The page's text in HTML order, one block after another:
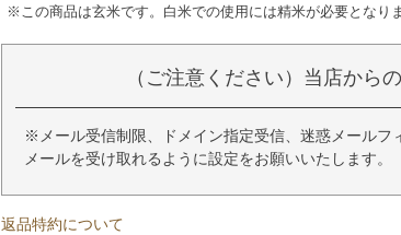
※この商品は玄米です。白米での使用には精米が必要となりま
（ご注意ください）当店から
※メール受信制限、ドメイン指定受信、迷惑メール
メールを受け取れるように設定をお願いいたします。
返品特約について